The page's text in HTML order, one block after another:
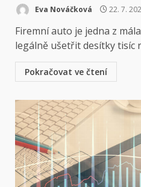
Eva Nováčková 22. 7.
Firemní auto je jedna z
legálně ušetřit desítky tisíc
Pokračovat ve čtení